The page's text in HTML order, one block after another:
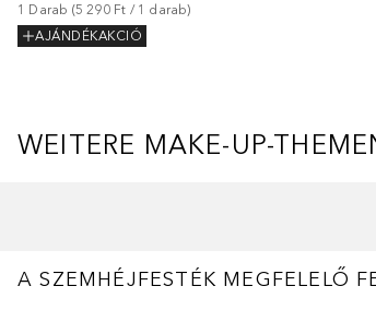
1 Darab (5 290 Ft / 1 darab)
AJÁNDÉKAKCIÓ
WEITERE MAKE-UP-
A SZEMHÉJFESTÉK MEGFELELŐ